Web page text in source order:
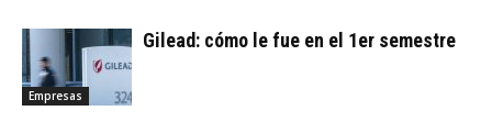
Empresas
Gilead: cómo le fue en el 1er semestre